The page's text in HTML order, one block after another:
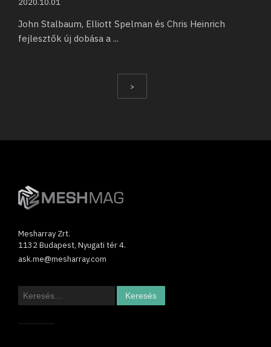
2020.10.01
John Stalbaum, Elliott Spelman és Chris Heinrich
fejlesztők új dobása a ...
>
Mesharray Zrt.
1132 Budapest, Nyugati tér 4.
ask.me@mesharray.com
Keresés: